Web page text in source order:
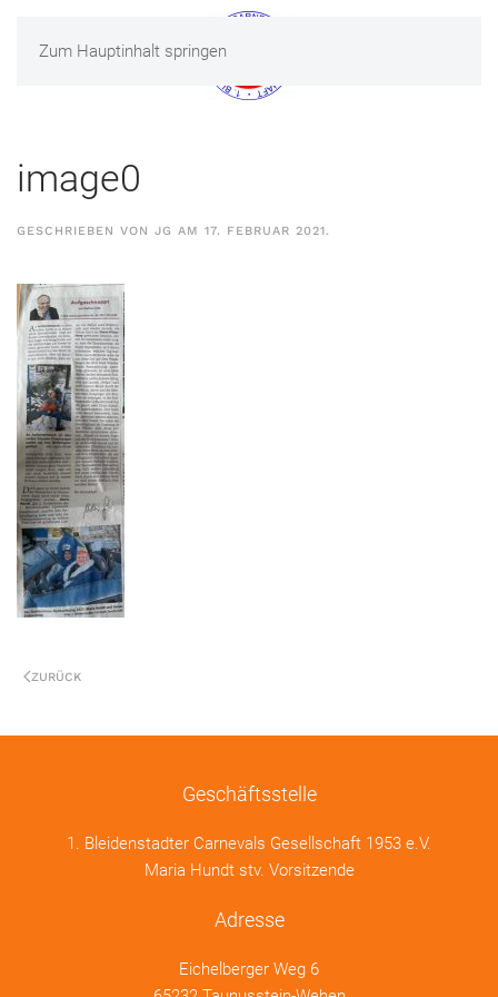
Zum Hauptinhalt springen
MENÜ
image0
GESCHRIEBEN VON JG AM 17. FEBRUAR 2021.
ZURÜCK
Geschäftsstelle
1. Bleidenstadter Carnevals Gesellschaft 1953 e.V.
Maria Hundt stv. Vorsitzende
Adresse
Eichelberger Weg 6